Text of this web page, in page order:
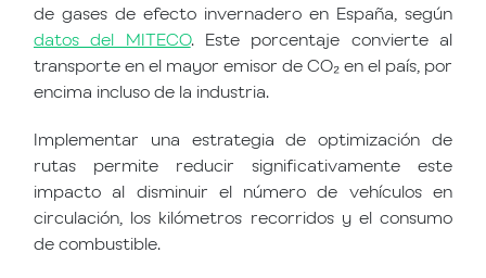
de gases de efecto invernadero en España, según
datos del MITECO. Este porcentaje convierte al
transporte en el mayor emisor de CO₂ en el país, por
encima incluso de la industria.
Implementar una estrategia de optimización de
rutas permite reducir significativamente este
impacto al disminuir el número de vehículos en
circulación, los kilómetros recorridos y el consumo
de combustible.